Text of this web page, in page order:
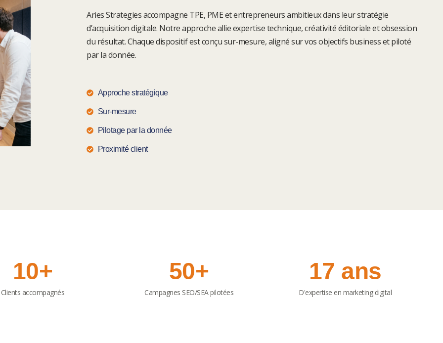
Aries Strategies accompagne TPE, PME et entrepreneurs ambitieux dans leur stratégie
d’acquisition digitale. Notre approche allie expertise technique, créativité éditoriale et obsession
du résultat. Chaque dispositif est conçu sur-mesure, aligné sur vos objectifs business et piloté
par la donnée.
Approche stratégique
Sur-mesure
Pilotage par la donnée
Proximité client
10+
Clients accompagnés
50+
Campagnes SEO/SEA pilotées
17 ans
D'expertise en marketing digital